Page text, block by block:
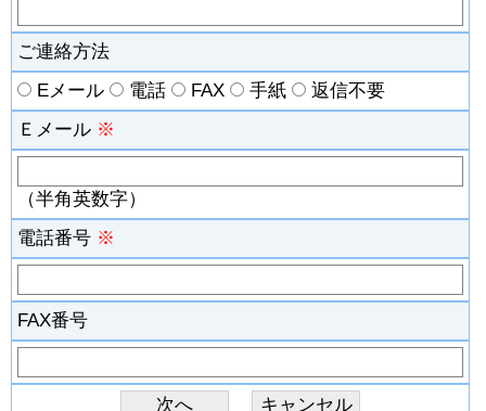
ご連絡方法
Eメール
電話 FAX 手紙
返信不要
Ｅメール ※
（半角英数字）
電話番号 ※
FAX番号